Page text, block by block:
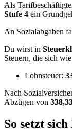
Als
Stufe 4 ein
An Sozialabgaben
Du wirst in
Steuern, die sich
Lohnsteuer:
Nach
Abzügen von
So setzt